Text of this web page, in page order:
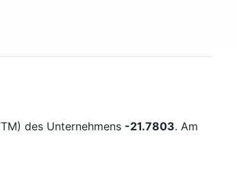
des Unternehmens -21.7803. Am